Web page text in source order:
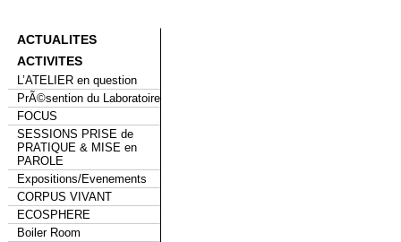
ACTUALITES
ACTIVITES
L’ATELIER en question
PrÃ©sention du Laboratoire
FOCUS
SESSIONS PRISE de
PRATIQUE & MISE en
PAROLE
Expositions/Evenements
CORPUS VIVANT
ECOSPHERE
Boiler Room